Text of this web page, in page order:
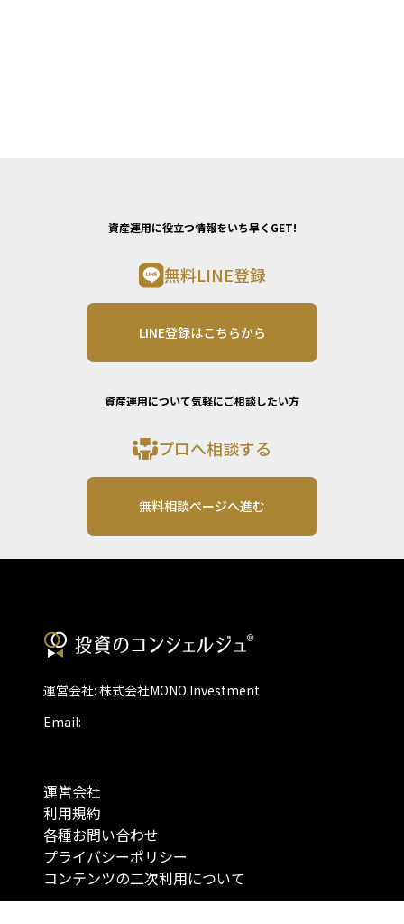
資産運用に役立つ情報をいち早くGET!
無料LINE登録
LINE登録はこちらから
資産運用について気軽にご相談したい方
プロへ相談する
無料相談ページへ進む
運営会社: 株式会社MONO Investment
Email:
運営会社
利用規約
各種お問い合わせ
プライバシーポリシー
コンテンツの二次利用について